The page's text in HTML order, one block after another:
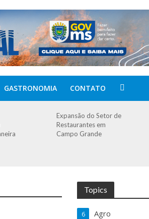
GASTRONOMIA CONTATO
Expansão do Setor de
Restaurantes em
Campo Grande
Topics
Agro
6